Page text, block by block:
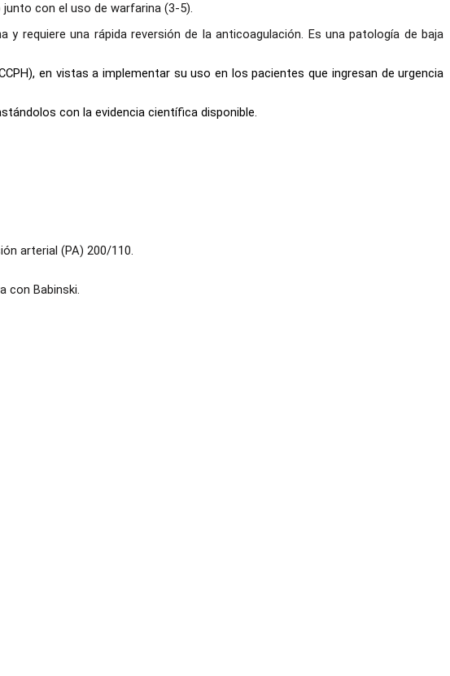
con el uso de warfarina (3-5).
requiere una rápida reversión de la anticoagulación. Es una patología de baja
en vistas a implementar su uso en los pacientes que ingresan de urgencia
con la evidencia científica disponible.
arterial (PA) 200/110.
con Babinski.